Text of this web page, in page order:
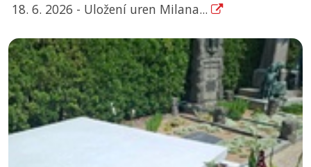
18. 6. 2026 - Uložení uren Milana...